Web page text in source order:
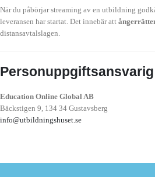
När du påbörjar streaming av en utbildning
leveransen har startat. Det innebär att
distansavtalslagen.
Personuppgiftsansvarig
Education Online Global AB
Bäckstigen 9, 134 34 Gustavsberg
info@utbildningshuset.se